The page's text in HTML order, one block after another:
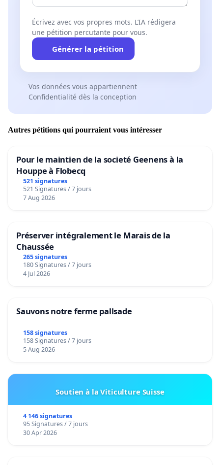
Écrivez avec vos propres mots. L’IA rédigera
une pétition percutante pour vous.
Générer la pétition
Vos données vous appartiennent
Confidentialité dès la conception
Autres pétitions qui pourraient vous intéresser
Pour le maintien de la societé Geenens à la
Houppe à Flobecq
521 signatures
521 Signatures / 7 jours
7 Aug 2026
Préserver intégralement le Marais de la
Chaussée
265 signatures
180 Signatures / 7 jours
4 Jul 2026
Sauvons notre ferme pallsade
158 signatures
158 Signatures / 7 jours
5 Aug 2026
Soutien à la Viticulture Suisse
4 146 signatures
95 Signatures / 7 jours
30 Apr 2026